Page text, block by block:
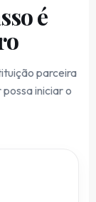
é
parceira
iniciar o